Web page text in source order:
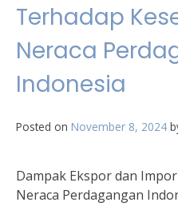
Terhadap
Neraca
Indonesia
Posted on November 8, 2024
Dampak Ekspor dan
Neraca Perdagangan